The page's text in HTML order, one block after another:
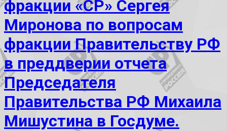
фракции «СР» Сергея
Миронова по вопросам
фракции Правительству РФ
в преддверии отчета
Председателя
Правительства РФ Михаила
Мишустина в Госдуме.